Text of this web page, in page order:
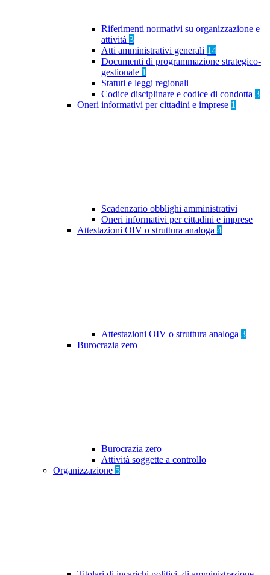
Riferimenti normativi su organizzazione e
attività 3
Atti amministrativi generali 14
Documenti di programmazione strategico-
gestionale 1
Statuti e leggi regionali
Codice disciplinare e codice di condotta 3
Oneri informativi per cittadini e imprese 1
Scadenzario obblighi amministrativi
Oneri informativi per cittadini e imprese
Attestazioni OIV o struttura analoga 4
Attestazioni OIV o struttura analoga 3
Burocrazia zero
Burocrazia zero
Attività soggette a controllo
Organizzazione 5